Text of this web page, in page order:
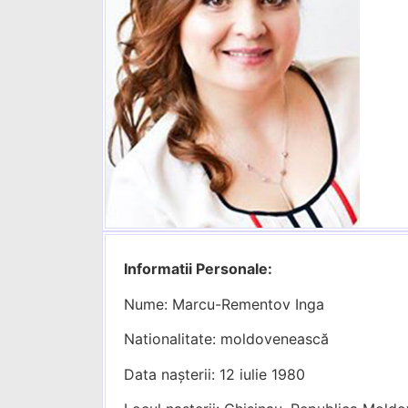
Informatii Personale:
Nume: Marcu-Rementov Inga
Nationalitate: moldovenească
Data naşterii: 12 iulie 1980